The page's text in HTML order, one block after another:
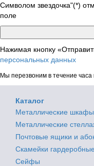
Символом звездочка"(*)
поле
Нажимая кнопку
персональных данных
Мы перезвоним в течение часа
Каталог
Металлические шкафы
Металлические
Почтовые ящики и
Скамейки
Сейфы